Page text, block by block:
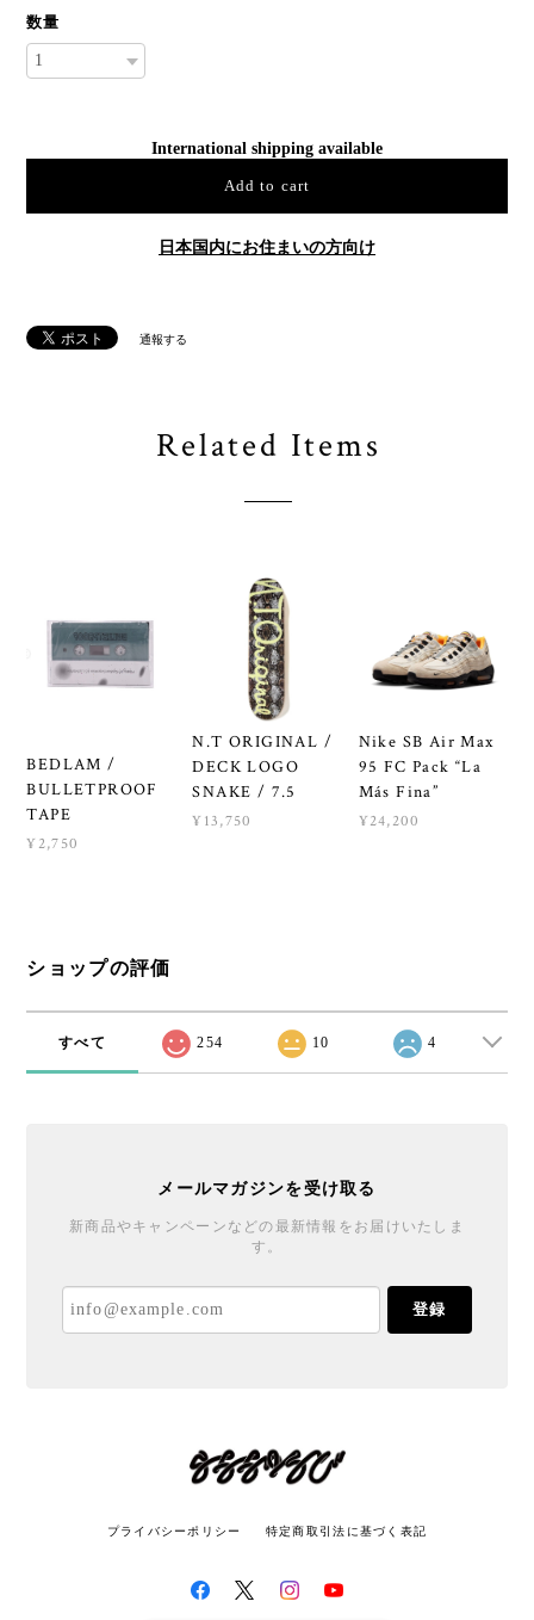
数量
International shipping available
Add to cart
日本国内にお住まいの方向け
通報する
Related Items
BEDLAM /
BULLETPROOF
TAPE
¥2,750
N.T ORIGINAL /
DECK LOGO
SNAKE / 7.5
¥13,750
Nike SB Air Max
95 FC Pack “La
Más Fina”
¥24,200
ショップの評価
すべて 254 10 4
メールマガジンを受け取る
新商品やキャンペーンなどの最新情報をお届けいたしま
す。
登録
プライバシーポリシー 特定商取引法に基づく表記